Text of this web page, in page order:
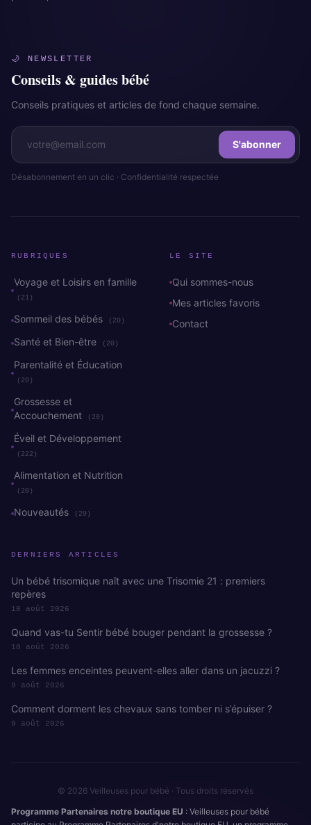
🌙 NEWSLETTER
Conseils & guides bébé
Conseils pratiques et articles de fond chaque semaine.
S'abonner
Désabonnement en un clic · Confidentialité respectée
RUBRIQUES
Voyage et Loisirs en famille
(21)
Sommeil des bébés (20)
Santé et Bien-être (20)
Parentalité et Éducation
(20)
Grossesse et
Accouchement
(20)
Éveil et Développement
(222)
Alimentation et Nutrition
(20)
Nouveautés (29)
LE SITE
Qui sommes-nous
Mes articles favoris
Contact
DERNIERS ARTICLES
Un bébé trisomique naît avec une Trisomie 21 : premiers
repères
10 août 2026
Quand vas-tu Sentir bébé bouger pendant la grossesse ?
10 août 2026
Les femmes enceintes peuvent-elles aller dans un jacuzzi ?
9 août 2026
Comment dorment les chevaux sans tomber ni s’épuiser ?
9 août 2026
© 2026 Veilleuses pour bébé · Tous droits réservés
Programme Partenaires notre boutique EU : Veilleuses pour bébé